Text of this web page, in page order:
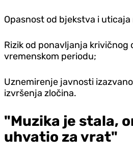
Opasnost od bjekstva i uticaja
Rizik od ponavljanja krivičnog
vremenskom periodu;
Uznemirenje javnosti
izvršenja zločina.
"Muzika je stala,
uhvatio za vrat"